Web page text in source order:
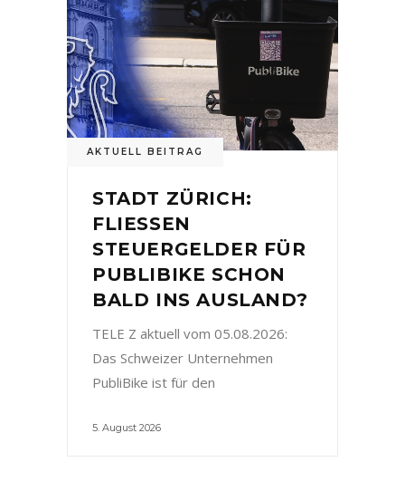
AKTUELL BEITRAG
STADT ZÜRICH:
FLIESSEN
STEUERGELDER FÜR
PUBLIBIKE SCHON
BALD INS AUSLAND?
TELE Z aktuell vom 05.08.2026:
Das Schweizer Unternehmen
PubliBike ist für den
5. August 2026